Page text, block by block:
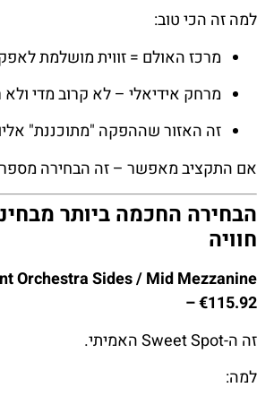
למה זה הכי טוב:
מרכז האולם = זווית מושלמת
מרחק אידיאלי – לא קרוב מדי ולא
זה האזור שההפקה "מתוכננת"
אם התקציב מאפשר – זה הבחירה מספר 1.
הבחירה החכמה ביותר
חוויה
Orchestra Sides / Mid Mezzanine
– €115.92
זה ה-Sweet Spot האמיתי.
למה: